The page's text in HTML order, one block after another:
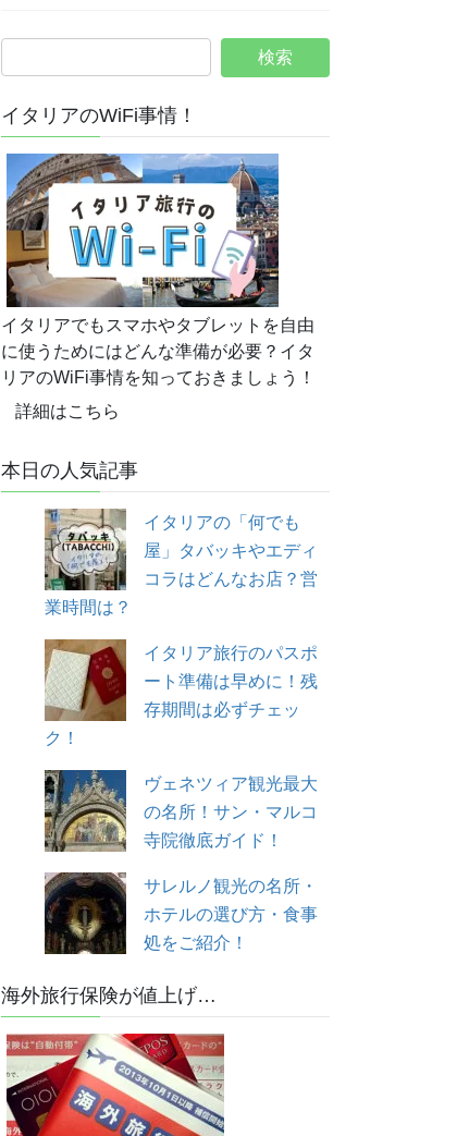
イタリアのWiFi事情！
イタリアでもスマホやタブレットを自由
に使うためにはどんな準備が必要？イタ
リアのWiFi事情を知っておきましょう！
詳細はこちら
本日の人気記事
イタリアの「何でも
屋」タバッキやエディ
コラはどんなお店？営
業時間は？
イタリア旅行のパスポ
ート準備は早めに！残
存期間は必ずチェッ
ク！
ヴェネツィア観光最大
の名所！サン・マルコ
寺院徹底ガイド！
サレルノ観光の名所・
ホテルの選び方・食事
処をご紹介！
海外旅行保険が値上げ…